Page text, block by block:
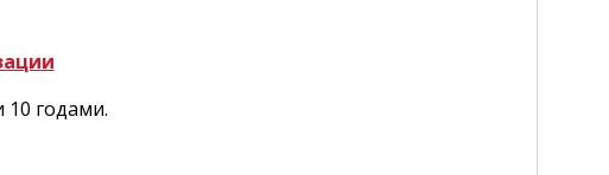
10 годами.